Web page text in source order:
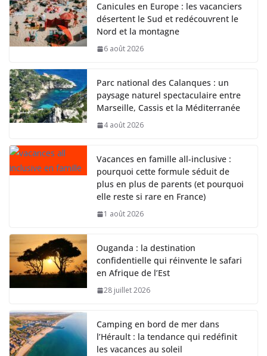
Canicules en Europe : les vacanciers
désertent le Sud et redécouvrent le
Nord et la montagne
6 août 2026
Parc national des Calanques : un
paysage naturel spectaculaire entre
Marseille, Cassis et la Méditerranée
4 août 2026
Vacances en famille all-inclusive :
pourquoi cette formule séduit de
plus en plus de parents (et pourquoi
elle reste si rare en France)
1 août 2026
Ouganda : la destination
confidentielle qui réinvente le safari
en Afrique de l’Est
28 juillet 2026
Camping en bord de mer dans
l’Hérault : la tendance qui redéfinit
les vacances au soleil